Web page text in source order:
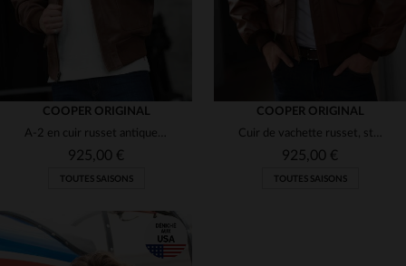
(2)
(3)
(3)
(3)
COOPER ORIGINAL
A-2 en cuir russet antique, coupe classique et robustesse militaire.
925,00 €
TOUTES SAISONS
COOPER ORIGINAL
Cuir de vachette russet, style A-2 vintage des blousons de l'USAAF.
925,00 €
TOUTES SAISONS